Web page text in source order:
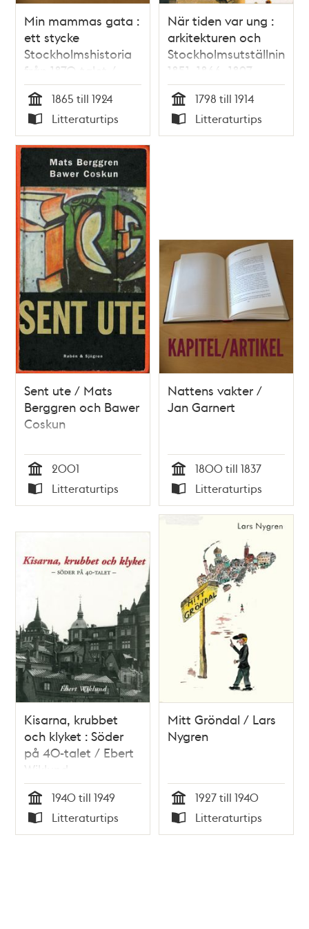
Min mammas gata :
ett stycke
Stockholmshistoria
från 1870-talet /
Emil Norlander
Tid
1865 till 1924
Typ
Litteraturtips
När tiden var ung :
arkitekturen och
1851, 1866, 1897,
1909 / Ulf Sörenson
Tid
1798 till 1914
Typ
Litteraturtips
Sent ute / Mats
Berggren och Bawer
Coskun
Tid
2001
Typ
Litteraturtips
Nattens vakter /
Jan Garnert
Tid
1800 till 1837
Typ
Litteraturtips
Kisarna, krubbet
och klyket : Söder
på 40-talet / Ebert
Wiklund
Tid
1940 till 1949
Typ
Litteraturtips
Mitt Gröndal / Lars
Nygren
Tid
1927 till 1940
Typ
Litteraturtips